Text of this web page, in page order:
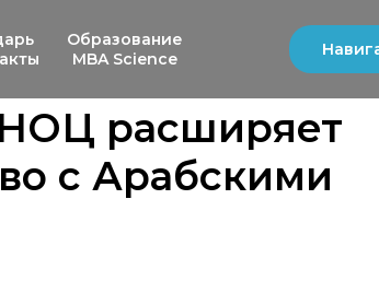
Образование
MBA Science
расширяет
с Арабскими